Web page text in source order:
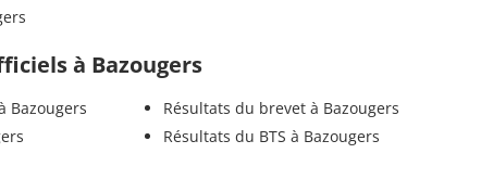
à Bazougers
Bazougers
Résultats du brevet à Bazougers
Résultats du BTS à Bazougers